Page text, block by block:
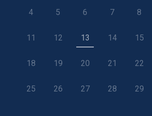
4 5 6 7 8
11 12 13 14 15
18 19 20 21 22
25 26 27 28 29